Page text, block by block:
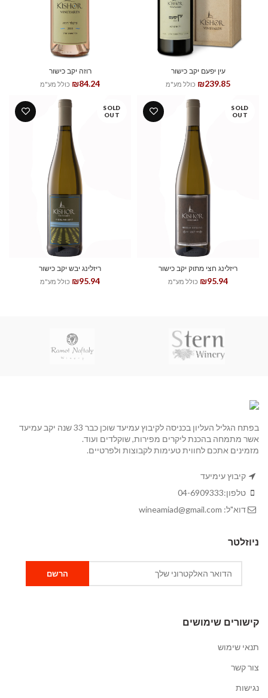
עין יפעם יקב כישור
₪239.85 כולל מע"מ
רוזה יקב כישור
₪84.24 כולל מע"מ
SOLD
OUT
ריזלינג חצי מתוק יקב כישור
₪95.94 כולל מע"מ
SOLD
OUT
ריזלינג יבש יקב כישור
₪95.94 כולל מע"מ
בפתח הגליל העליון בכניסה לקיבוץ עמיעד שוכן כבר 33 שנה יקב עמיעד
אשר מתמחה בהכנת ליקרים מפירות, שוקלדים ועוד.
מזמינים אתכם לחווית טעימות לקבוצות ולפרטיים.
קיבוץ עימיעד
טלפון:04-6909333
דוא"ל: wineamiad@gmail.com
ניוזלטר
קישורים שימושים
תנאי שימוש
צור קשר
נגישות